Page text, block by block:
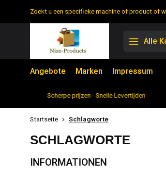
Zoekt u een specifieke machine of product of
Alle
Angebote Marken Impressum
Scherpe prijzen - Snelle Levertijden
Startseite Schlagworte
SCHLAGWORTE
INFORMATIONEN